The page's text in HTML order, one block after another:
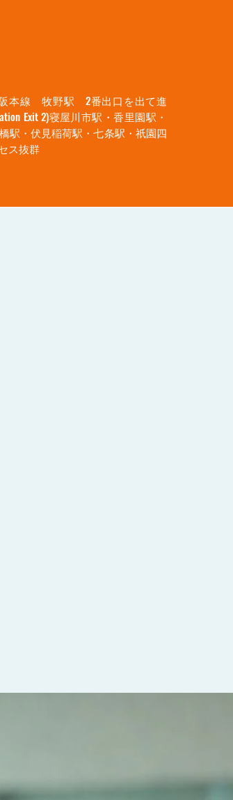
本線 牧野駅 2番出口を出て進
Exit 2)​寝屋川市駅・香里園駅・
駅・伏見稲荷駅・七条駅・祇園四
ス抜群